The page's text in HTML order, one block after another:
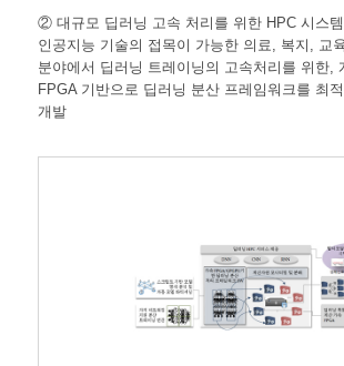
② 대규모 딥러닝 고속 처리를 위한 HPC 시스
인공지능 기술의 접목이 가능한 의료, 복지, 교
분야에서 딥러닝 트레이닝의 고속처리를 위한,
FPGA 기반으로 딥러닝 분산 프레임워크를 최
개발